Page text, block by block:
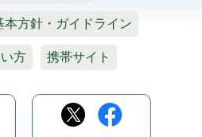
本方針・ガイドライン
方 携帯サイト